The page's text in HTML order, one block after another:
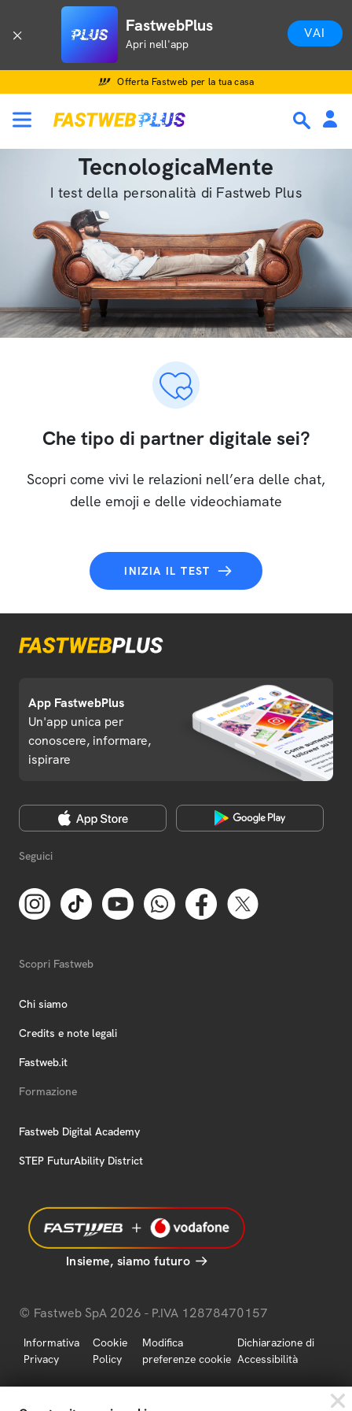
FastwebPlus
Apri nell'app
VAI
Offerta Fastweb per la tua casa
TecnologicaMente
I test della personalità di Fastweb Plus
Che tipo di partner digitale sei?
Scopri come vivi le relazioni nell’era delle chat,
delle emoji e delle videochiamate
INIZIA IL TEST
App FastwebPlus
Un'app unica per
conoscere, informare,
ispirare
Seguici
Scopri Fastweb
Chi siamo
Credits e note legali
Fastweb.it
Formazione
Fastweb Digital Academy
STEP FuturAbility District
Insieme, siamo futuro
© Fastweb SpA 2026 - P.IVA 12878470157
Informativa
Privacy
Cookie
Policy
Modifica
preferenze cookie
Dichiarazione di
Accessibilità